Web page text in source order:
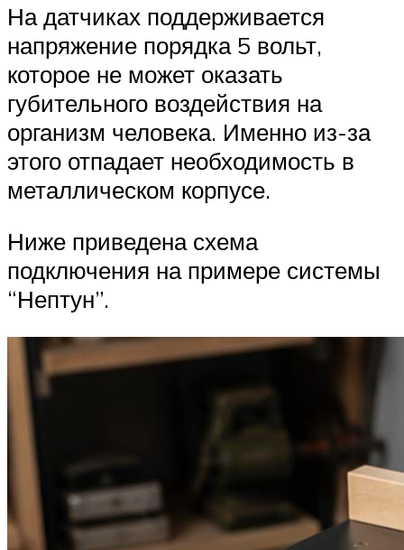
На датчиках поддерживается
напряжение порядка 5 вольт,
которое не может оказать
губительного воздействия на
организм человека. Именно из-за
этого отпадает необходимость в
металлическом корпусе.
Ниже приведена схема
подключения на примере системы
“Нептун”.